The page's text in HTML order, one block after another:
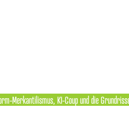
Merkantilismus, KI-Coup und die